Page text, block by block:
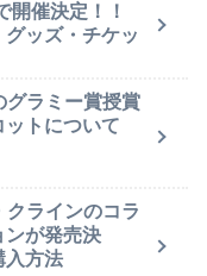
開催決定！！
グッズ・チケッ
グラミー賞授賞
トについて
クラインのコラ
ンが発売決
入方法